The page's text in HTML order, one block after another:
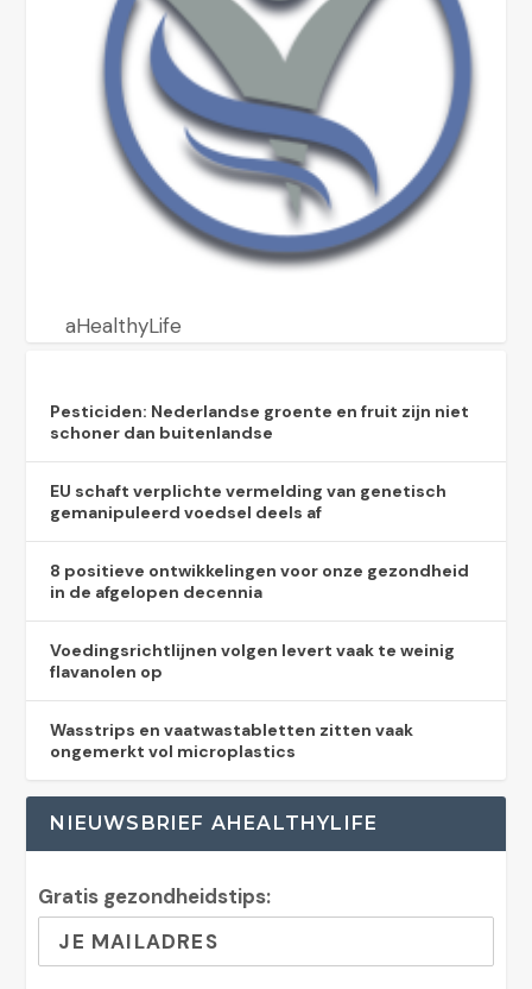
aHealthyLife
Pesticiden: Nederlandse groente en fruit zijn niet
schoner dan buitenlandse
EU schaft verplichte vermelding van genetisch
gemanipuleerd voedsel deels af
8 positieve ontwikkelingen voor onze gezondheid
in de afgelopen decennia
Voedingsrichtlijnen volgen levert vaak te weinig
flavanolen op
Wasstrips en vaatwastabletten zitten vaak
ongemerkt vol microplastics
NIEUWSBRIEF AHEALTHYLIFE
Gratis gezondheidstips: